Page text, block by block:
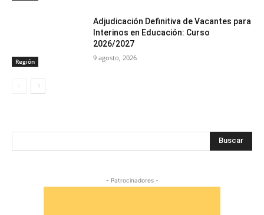
Región
Adjudicación Definitiva de Vacantes para
Interinos en Educación: Curso
2026/2027
9 agosto, 2026
Buscar
- Patrocinadores -